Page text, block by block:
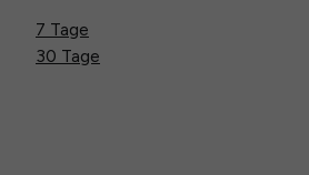
7 Tage
30 Tage